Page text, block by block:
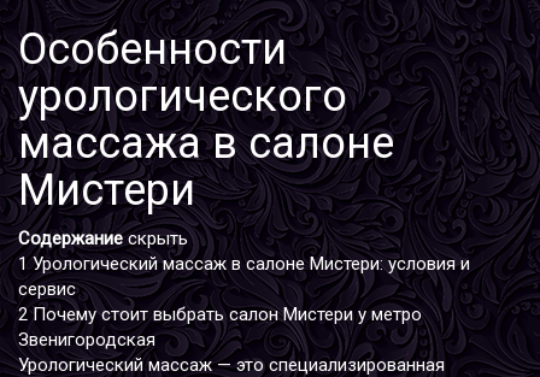
Особенности
урологического
массажа в салоне
Мистери
Содержание скрыть
1 Урологический массаж в салоне Мистери: условия и
сервис
2 Почему стоит выбрать салон Мистери у метро
Звенигородская
Урологический массаж — это специализированная